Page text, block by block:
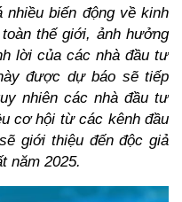
biến động về kinh
thế giới, ảnh hưởng
lời của các nhà đầu tư
được dự báo sẽ tiếp
nhiên các nhà đầu tư
cơ hội từ các kênh đầu
giới thiệu đến độc giả
năm 2025.